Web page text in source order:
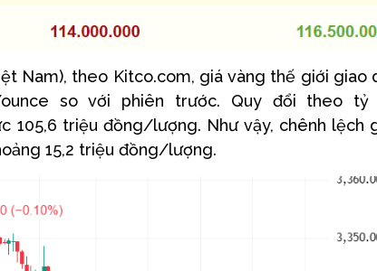
Nam), theo Kitco.com, giá vàng thế giới giao
so với phiên trước. Quy đổi theo tỷ
105,6 triệu đồng/lượng. Như vậy, chênh lệch
15,2 triệu đồng/lượng.